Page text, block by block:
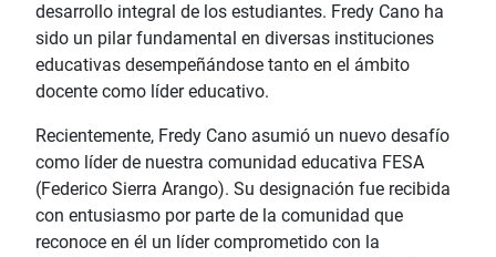
desarrollo integral de los estudiantes. Fredy Cano ha
sido un pilar fundamental en diversas instituciones
educativas desempeñándose tanto en el ámbito
docente como líder educativo.
Recientemente, Fredy Cano asumió un nuevo desafío
como líder de nuestra comunidad educativa FESA
(Federico Sierra Arango). Su designación fue recibida
con entusiasmo por parte de la comunidad que
reconoce en él un líder comprometido con la